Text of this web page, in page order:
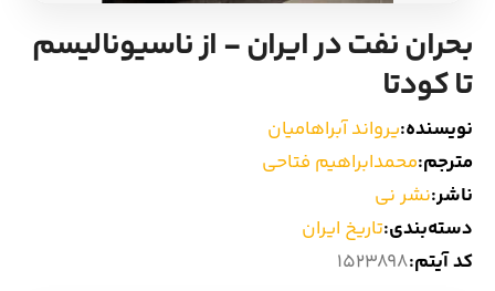
ادبیات
ادبیات نمایشی
بحران نفت در ایران - از ناسیونالیسم
تا کودتا
نویسنده:یرواند آبراهامیان
مترجم:محمدابراهیم فتاحی
ناشر:نشر نی
دسته‌بندی:تاریخ ایران
کد آیتم:1523898